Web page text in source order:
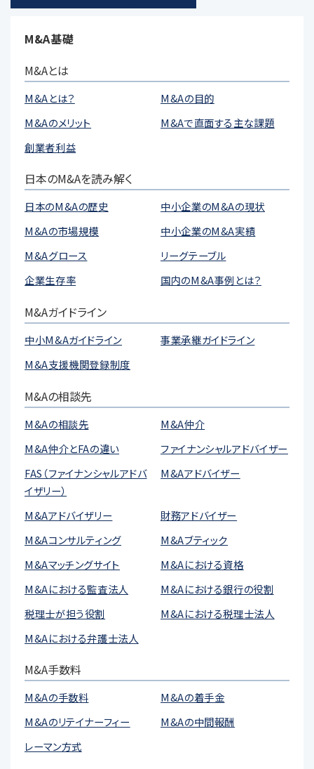
M&A基礎
M&Aとは
M&Aとは？
M&Aの目的
M&Aのメリット
M&Aで直面する主な課題
創業者利益
日本のM&Aを読み解く
日本のM&Aの歴史
中小企業のM&Aの現状
M&Aの市場規模
中小企業のM&A実績
M&Aグロース
リーグテーブル
企業生存率
国内のM&A事例とは？
M&Aガイドライン
中小M&Aガイドライン
事業承継ガイドライン
M&A支援機関登録制度
M&Aの相談先
M&Aの相談先
M&A仲介
M&A仲介とFAの違い
ファイナンシャルアドバイザー
FAS（ファイナンシャルアドバ
イザリー）
M&Aアドバイザー
M&Aアドバイザリー
財務アドバイザー
M&Aコンサルティング
M&Aブティック
M&Aマッチングサイト
M&Aにおける資格
M&Aにおける監査法人
M&Aにおける銀行の役割
税理士が担う役割
M&Aにおける税理士法人
M&Aにおける弁護士法人
M&A手数料
M&Aの手数料
M&Aの着手金
M&Aのリテイナーフィー
M&Aの中間報酬
レーマン方式